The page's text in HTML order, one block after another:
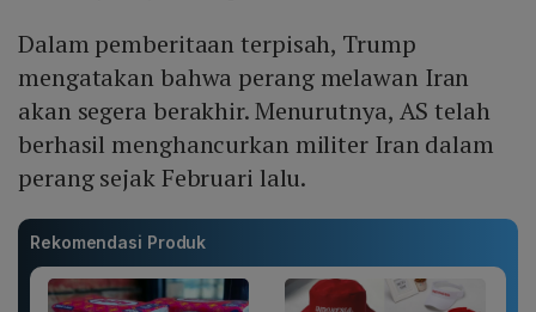
Dalam pemberitaan terpisah, Trump
mengatakan bahwa perang melawan Iran
akan segera berakhir. Menurutnya, AS telah
berhasil menghancurkan militer Iran dalam
perang sejak Februari lalu.
Rekomendasi Produk